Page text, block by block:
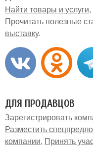
Найти товары и услуги
Прочитать полезные
выставку
ДЛЯ ПРОДАВЦОВ
Зарегистрировать
Разместить
компании
Принять